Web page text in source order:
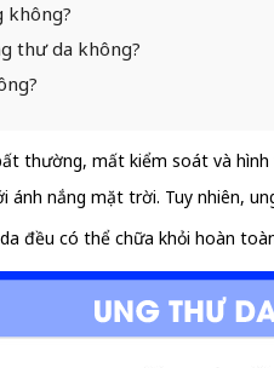
không?
thư da không?
thường, mất kiểm soát và
nắng mặt trời. Tuy nhiên,
đều có thể chữa khỏi hoàn